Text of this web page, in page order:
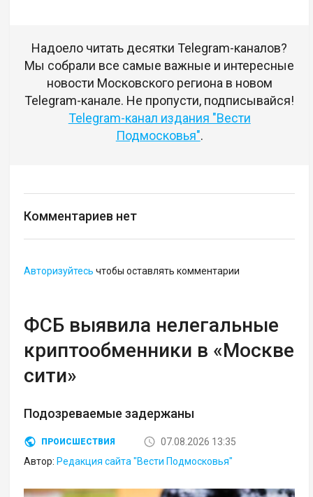
Надоело читать десятки Telegram-каналов?
Мы собрали все самые важные и интересные
новости Московского региона в новом
Telegram-канале. Не пропусти, подписывайся!
Telegram-канал издания "Вести
Подмосковья".
Комментариев нет
Авторизуйтесь чтобы оставлять комментарии
ФСБ выявила нелегальные
криптообменники в «Москве
сити»
Подозреваемые задержаны
ПРОИСШЕСТВИЯ
07.08.2026 13:35
Автор: Редакция сайта "Вести Подмосковья"